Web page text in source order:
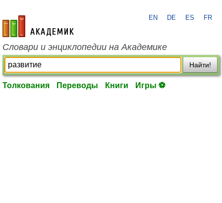
academic.ru
EN DE ES FR
Словари и энциклопедии на Академике
Найти!
Толкования Переводы Книги Игры ⚽